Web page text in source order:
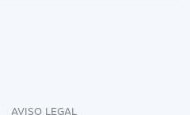
AVISO LEGAL